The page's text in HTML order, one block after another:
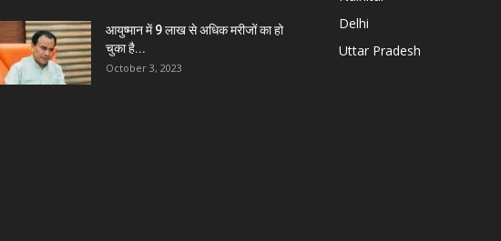
आयुष्मान में 9 लाख से अधिक मरीजों का हो
चुका है...
October 3, 2023
Delhi
Uttar Pradesh